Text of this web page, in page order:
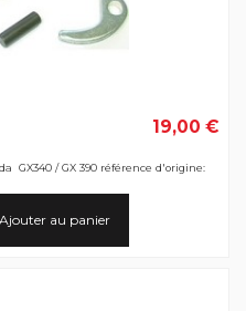
19,00 €
GX340 / GX 390 référence d'origine:
Ajouter au panier